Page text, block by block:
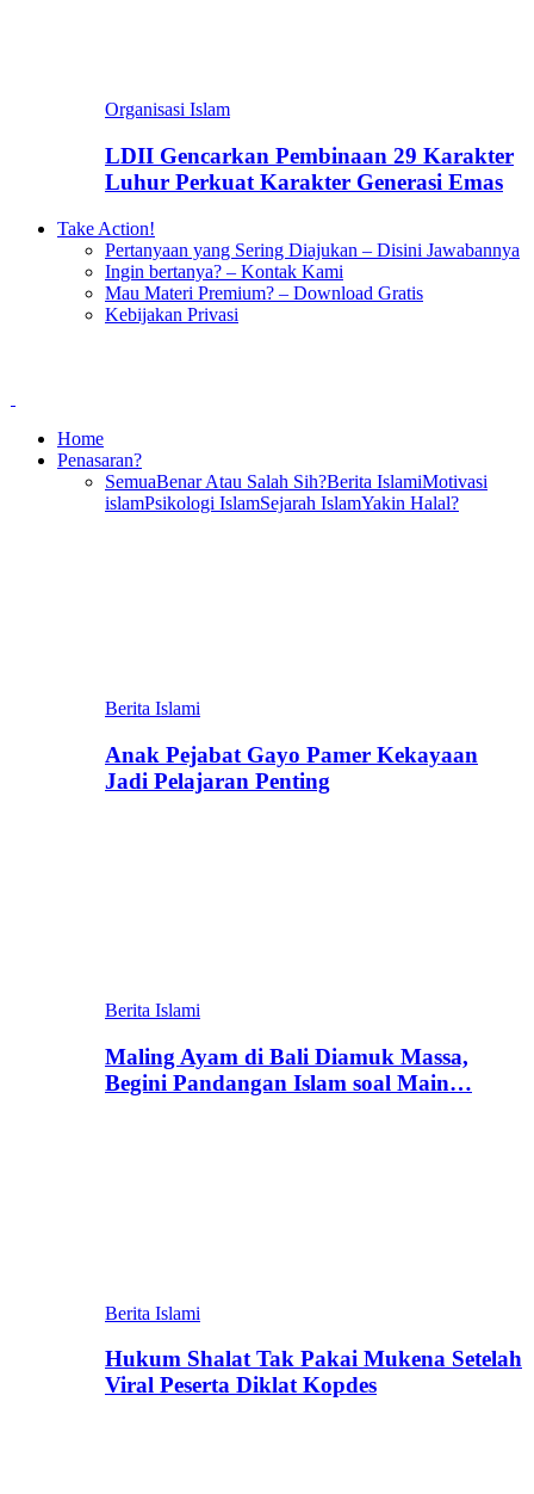
Organisasi Islam
LDII Gencarkan Pembinaan 29 Karakter
Luhur Perkuat Karakter Generasi Emas
Take Action!
Pertanyaan yang Sering Diajukan – Disini Jawabannya
Ingin bertanya? – Kontak Kami
Mau Materi Premium? – Download Gratis
Kebijakan Privasi
Home
Penasaran?
SemuaBenar Atau Salah Sih?Berita IslamiMotivasi
islamPsikologi IslamSejarah IslamYakin Halal?
Berita Islami
Anak Pejabat Gayo Pamer Kekayaan
Jadi Pelajaran Penting
Berita Islami
Maling Ayam di Bali Diamuk Massa,
Begini Pandangan Islam soal Main…
Berita Islami
Hukum Shalat Tak Pakai Mukena Setelah
Viral Peserta Diklat Kopdes